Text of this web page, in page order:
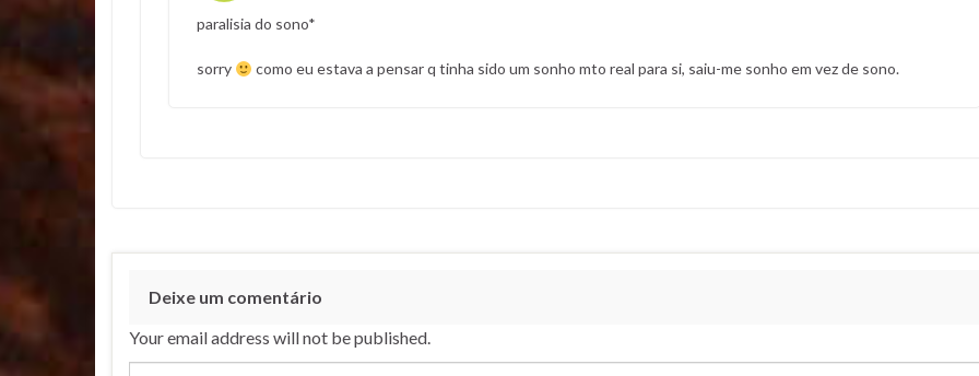
paralisia do sono*
sorry como eu estava a pensar q tinha sido um sonho mto real para si, saiu-me sonho em vez de sono.
Deixe um comentário
Your email address will not be published.